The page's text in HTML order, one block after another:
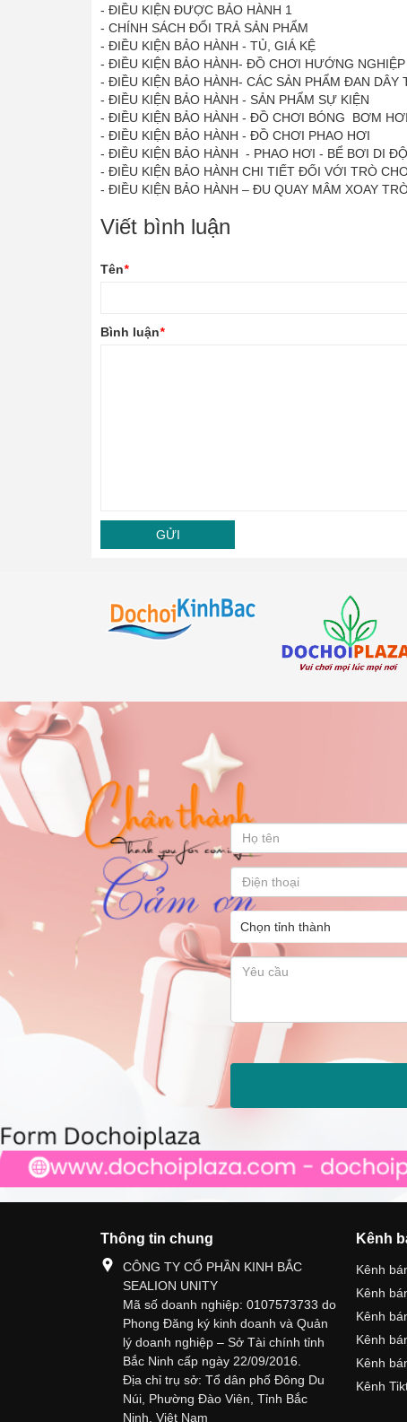
- ĐIỀU KIỆN ĐƯỢC BẢO HÀNH 1
- CHÍNH SÁCH ĐỔI TRẢ SẢN PHẨM
- ĐIỀU KIỆN BẢO HÀNH - TỦ, GIÁ KỆ
- ĐIỀU KIỆN BẢO HÀNH- ĐỒ CHƠI HƯỚNG NGHIỆP
- ĐIỀU KIỆN BẢO HÀNH- CÁC SẢN PHẨM ĐAN DÂY
- ĐIỀU KIỆN BẢO HÀNH - SẢN PHẨM SỰ KIỆN
- ĐIỀU KIỆN BẢO HÀNH - ĐỒ CHƠI BÓNG BƠM
- ĐIỀU KIỆN BẢO HÀNH - ĐỒ CHƠI PHAO HƠI
- ĐIỀU KIỆN BẢO HÀNH - PHAO HƠI - BỂ BƠI DI
- ĐIỀU KIỆN BẢO HÀNH CHI TIẾT ĐỐI VỚI TRÒ
- ĐIỀU KIỆN BẢO HÀNH – ĐU QUAY MÂM XOAY
Viết bình luận
Tên*
Bình luận*
GỬI
Thông tin chung
CÔNG TY CỔ PHẦN KINH BẮC
SEALION UNITY
Mã số doanh nghiệp: 0107573733 do
Phong Đăng ký kinh doanh và Quản
lý doanh nghiệp – Sở Tài chính tỉnh
Bắc Ninh cấp ngày 22/09/2016.
Địa chỉ trụ sở: Tổ dân phố Đông Du
Núi, Phường Đào Viên, Tỉnh Bắc
Ninh, Việt Nam
Kênh
Kênh
Kênh
Kênh
Kênh
Kênh
Kênh